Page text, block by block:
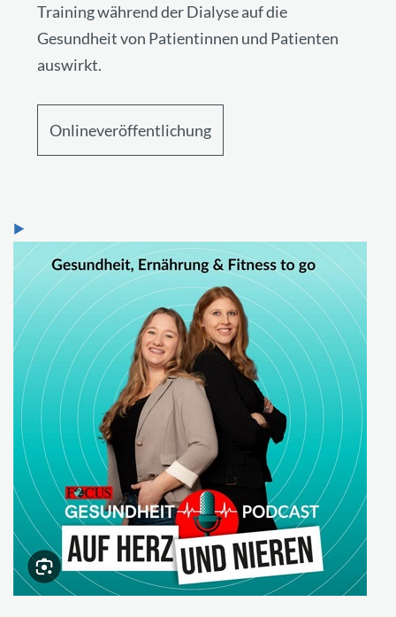
Training während der Dialyse auf die
Gesundheit von Patientinnen und Patienten
auswirkt.
Onlineveröffentlichung